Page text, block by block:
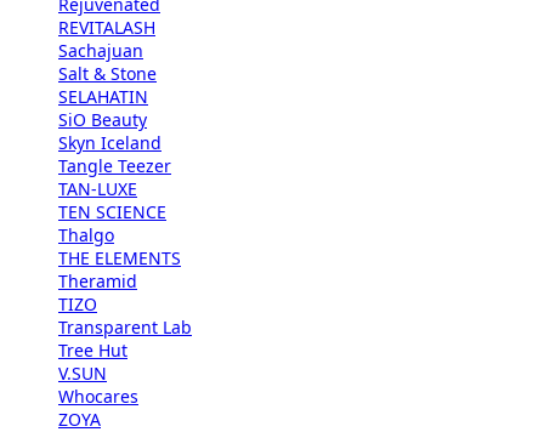
REVITALASH
Sachajuan
Salt & Stone
SELAHATIN
SiO Beauty
Skyn Iceland
Tangle Teezer
TAN-LUXE
TEN SCIENCE
Thalgo
THE ELEMENTS
Theramid
TIZO
Transparent Lab
Tree Hut
V.SUN
Whocares
ZOYA